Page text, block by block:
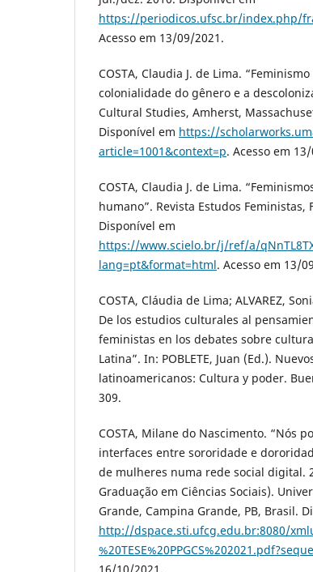
https://periodicos.ufsc.br/index.php/
Acesso em 13/09/2021.
COSTA, Claudia J. de Lima.
colonialidade do gênero e a
Cultural Studies, Amherst,
Disponível em https://
article=1001&context=p. Acesso em
COSTA, Claudia J. de Lima.
humano”. Revista Estudos Feministas,
Disponível em
https://www.scielo.br/j/ref/a/
lang=pt&format=html. Acesso em 13/
COSTA, Cláudia de Lima; ALVAREZ,
De los estudios culturales al
feministas en los debates sobre
Latina”. In: POBLETE, Juan (Ed.).
latinoamericanos: Cultura y poder.
309.
COSTA, Milane do Nascimento. “Nós
interfaces entre sororidade e
de mulheres numa rede social digital.
Graduação em Ciências Sociais).
Grande, Campina Grande, PB, Brasil.
http://dspace.sti.ufcg.edu.br:8080/